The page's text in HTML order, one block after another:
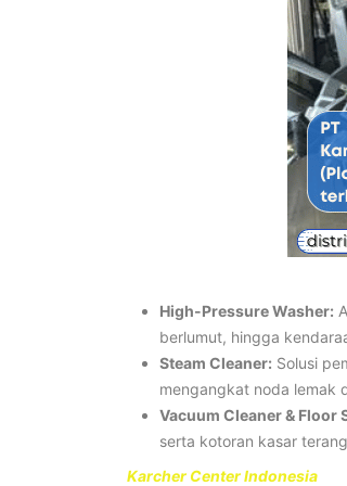
High-Pressure Washer:
berlumut, hingga
Steam Cleaner: Solusi
mengangkat noda lemak
Vacuum Cleaner & Floor
serta kotoran kasar
Karcher Center Indonesia